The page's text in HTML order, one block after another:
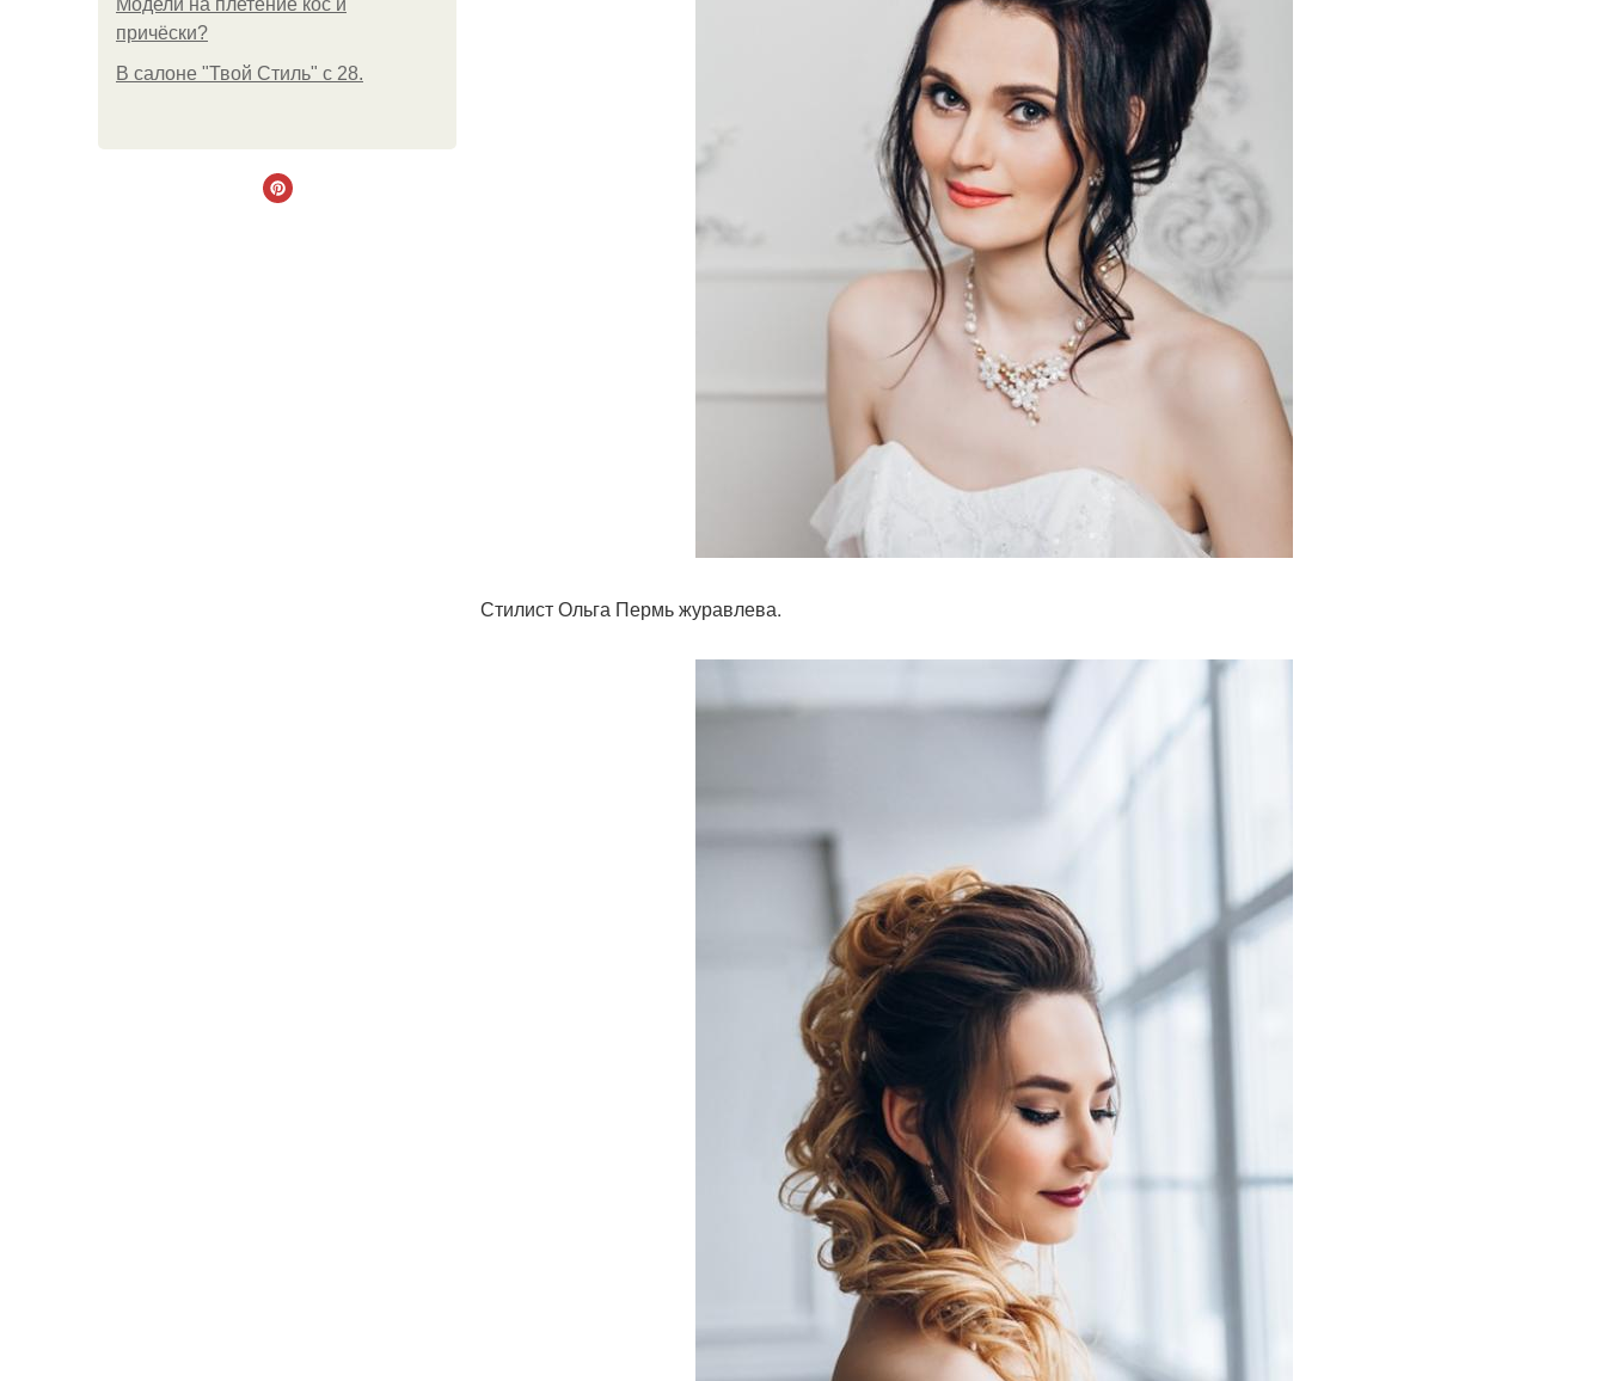
Модели на плетение кос и
причёски?
В салоне "Твой Стиль" с 28.
Стилист Ольга Пермь журавлева.